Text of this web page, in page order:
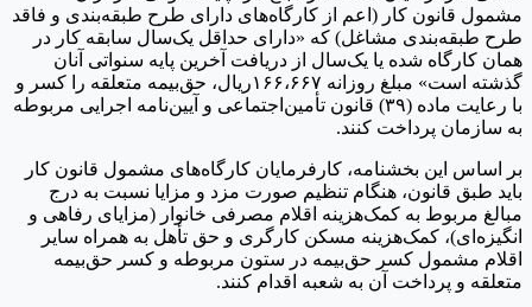
قانون کار (اعم از کارگاه‌های دارای طرح طبقه‌بندی و فاقد
طبقه‌بندی مشاغل) که «دارای حداقل یک‌سال سابقه کار در
کارگاه شده یا یک‌سال از دریافت آخرین پایه سنواتی آنان
گذشته است» مبلغ روزانه ۱۶۶،۶۶۷ریال، حق‌بیمه متعلقه را کسر و
با رعایت ماده (۳۹) قانون تأمین‌اجتماعی و آیین‌نامه اجرایی مربوطه
سازمان پرداخت کنند.
اساس این بخشنامه،کارفرمایان کارگاه‌های مشمول قانون کار
طبق قانون، هنگام تنظیم صورت مزد و مزایا نسبت به درج
مربوط به کمک‌هزینه اقلام مصرفی خانوار (مزایای رفاهی و
کمک‌هزینه مسکن کارگری و حق تأهل به همراه سایر
مشمول کسر حق‌بیمه در ستون مربوطه و کسر حق‌بیمه
و پرداخت آن به شعبه اقدام کنند.